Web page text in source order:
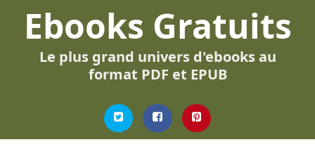
Ebooks Gratuits
Le plus grand univers d'ebooks au
format PDF et EPUB